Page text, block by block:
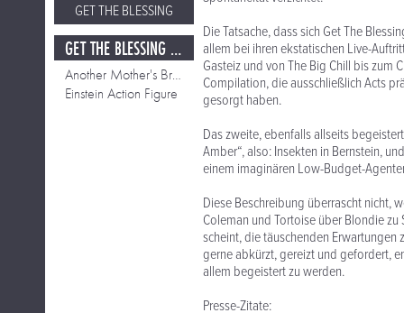
GET THE BLESSING
GET THE BLESSING / BRIT JAZZ
Another Mother's Brother
Einstein Action Figure
Die Tatsache, dass sich Get The
allem bei ihren ekstatischen Live-
Gasteiz und von The Big Chill bis zum
Compilation, die ausschließlich Acts
gesorgt haben.
Das zweite, ebenfalls allseits
Amber“, also: Insekten in Bernstein,
einem imaginären Low-Budget-
Diese Beschreibung überrascht nicht,
Coleman und Tortoise über Blondie
scheint, die täuschenden Erwartungen
gerne abkürzt, gereizt und gefordert,
allem begeistert zu werden.
Presse-Zitate: